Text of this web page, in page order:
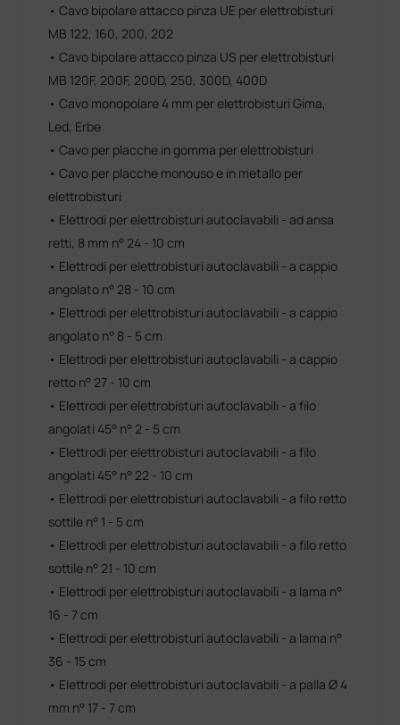
Le forme d'onda disponibili ed i valori delle tensioni di
correnti di dispersione ad alta frequenza rendono
l'apparecchiatura particolarmente adatta all'uso per
diverse applicazioni.
• Chirurgia ambulatoriale
• Chirurgia vascolare
• Endoscopia
• Gastroenterologia
• Ginecologia
• Neurochirurgia
• ORL
• Pneumologia
• Pronto soccorso
Utilizzabile in:
• Chirurgia generale
• Chirurgia pediatrica
• Chirurgia plastica
• Ortopedia
• Urologia
Funzioni:
• taglio puro
• coagulazione monopolare
• taglio bipolare
• coagulazione bipolare
• Cavo bipolare attacco pinza UE per elettrobisturi
MB 122, 160, 200, 202
• Cavo bipolare attacco pinza US per elettrobisturi
MB 120F, 200F, 200D, 250, 300D, 400D
• Cavo monopolare 4 mm per elettrobisturi Gima,
Led, Erbe
• Cavo per placche in gomma per elettrobisturi
• Cavo per placche monouso e in metallo per
elettrobisturi
• Elettrodi per elettrobisturi autoclavabili - ad ansa
retti, 8 mm n° 24 - 10 cm
• Elettrodi per elettrobisturi autoclavabili - a cappio
angolato n° 28 - 10 cm
• Elettrodi per elettrobisturi autoclavabili - a cappio
angolato n° 8 - 5 cm
• Elettrodi per elettrobisturi autoclavabili - a cappio
retto n° 27 - 10 cm
• Elettrodi per elettrobisturi autoclavabili - a filo
angolati 45° n° 2 - 5 cm
• Elettrodi per elettrobisturi autoclavabili - a filo
angolati 45° n° 22 - 10 cm
• Elettrodi per elettrobisturi autoclavabili - a filo retto
sottile n° 1 - 5 cm
• Elettrodi per elettrobisturi autoclavabili - a filo retto
sottile n° 21 - 10 cm
• Elettrodi per elettrobisturi autoclavabili - a lama n°
16 - 7 cm
• Elettrodi per elettrobisturi autoclavabili - a lama n°
36 - 15 cm
• Elettrodi per elettrobisturi autoclavabili - a palla Ø 4
mm n° 17 - 7 cm